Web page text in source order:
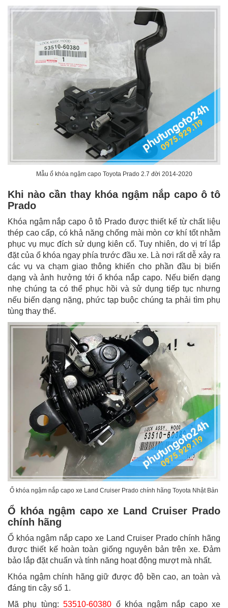
Mẫu ổ khóa ngậm capo Toyota Prado 2.7 đời 2014-2020
Khi nào cần thay khóa ngậm nắp capo ô tô
Prado
Khóa ngậm nắp capo ô tô Prado được thiết kế từ chất liệu
thép cao cấp, có khả năng chống mài mòn cơ khí tốt nhằm
phục vụ mục đích sử dụng kiên cố. Tuy nhiên, do vị trí lắp
đặt của ổ khóa ngay phía trước đầu xe. Là nơi rất dễ xảy ra
các vụ va chạm giao thông khiến cho phần đầu bị biến
dạng và ảnh hưởng tới ổ khóa nắp capo. Nếu biến dạng
nhẹ chúng ta có thể phục hồi và sử dụng tiếp tục nhưng
nếu biến dạng nặng, phức tạp buộc chúng ta phải tìm phụ
tùng thay thế.
Ổ khóa ngậm nắp capo xe Land Cruiser Prado chính hãng Toyota Nhật Bản
Ổ khóa ngậm capo xe Land Cruiser Prado
chính hãng
Ổ khóa ngậm nắp capo xe Land Cruiser Prado chính hãng
được thiết kế hoàn toàn giống nguyên bản trên xe. Đảm
bảo lắp đặt chuẩn và tính năng hoạt động mượt mà nhất.
Khóa ngậm chính hãng giữ được độ bền cao, an toàn và
đáng tin cậy số 1.
Mã phụ tùng:53510-60380 ổ khóa ngậm nắp capo xe